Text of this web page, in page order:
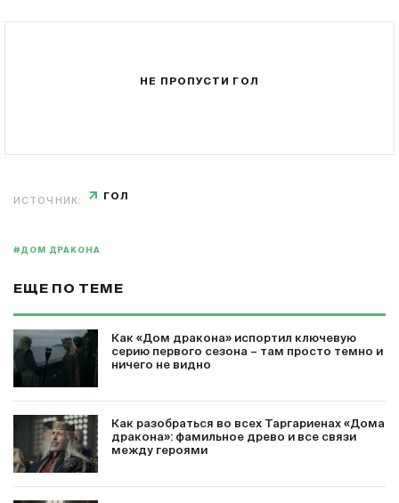
НЕ ПРОПУСТИ ГОЛ
ИСТОЧНИК: ГОЛ
#ДОМ ДРАКОНА
ЕЩЕ ПО ТЕМЕ
Как «Дом дракона» испортил ключевую
серию первого сезона – там просто темно и
ничего не видно
Как разобраться во всех Таргариенах «Дома
дракона»: фамильное древо и все связи
между героями